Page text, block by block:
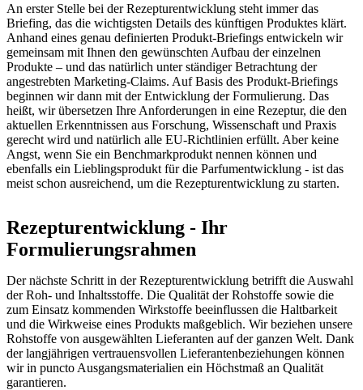
An erster Stelle bei der Rezepturentwicklung steht immer das
Briefing, das die wichtigsten Details des künftigen Produktes klärt.
Anhand eines genau definierten Produkt-Briefings entwickeln wir
gemeinsam mit Ihnen den gewünschten Aufbau der einzelnen
Produkte – und das natürlich unter ständiger Betrachtung der
angestrebten Marketing-Claims. Auf Basis des Produkt-Briefings
beginnen wir dann mit der Entwicklung der Formulierung. Das
heißt, wir übersetzen Ihre Anforderungen in eine Rezeptur, die den
aktuellen Erkenntnissen aus Forschung, Wissenschaft und Praxis
gerecht wird und natürlich alle EU-Richtlinien erfüllt. Aber keine
Angst, wenn Sie ein Benchmarkprodukt nennen können und
ebenfalls ein Lieblingsprodukt für die Parfumentwicklung - ist das
meist schon ausreichend, um die Rezepturentwicklung zu starten.
Rezepturentwicklung - Ihr
Formulierungsrahmen
Der nächste Schritt in der Rezepturentwicklung betrifft die Auswahl
der Roh- und Inhaltsstoffe. Die Qualität der Rohstoffe sowie die
zum Einsatz kommenden Wirkstoffe beeinflussen die Haltbarkeit
und die Wirkweise eines Produkts maßgeblich. Wir beziehen unsere
Rohstoffe von ausgewählten Lieferanten auf der ganzen Welt. Dank
der langjährigen vertrauensvollen Lieferantenbeziehungen können
wir in puncto Ausgangsmaterialien ein Höchstmaß an Qualität
garantieren.